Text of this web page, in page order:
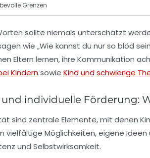
Grenzen
sollte niemals unterschätzt
wie „Wie kannst du nur so blöd
Eltern lernen, ihre Kommunikation
Kindernsowie Kind und schwierige
individuelle Förderung:
sind zentrale Elemente, mit denen
vielfältige Möglichkeiten, eigene
und Selbstwirksamkeit.